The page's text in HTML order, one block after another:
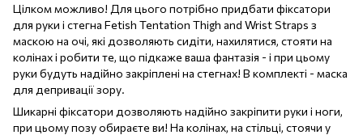
Цілком можливо! Для цього потрібно придбати фіксатори
для руки і стегна Fetish Tentation Thigh and Wrist Straps з
маскою на очі, які дозволяють сидіти, нахилятися, стояти на
колінах і робити те, що підкаже ваша фантазія - і при цьому
руки будуть надійно закріплені на стегнах! В комплекті - маска
для депривації зору.
Шикарні фіксатори дозволяють надійно закріпити руки і ноги,
при цьому позу обираєте ви! На колінах, на стільці, стоячи у